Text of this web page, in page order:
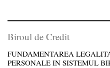
Biroul de Credit
FUNDAMENTAREA
PERSONALE IN SISTEMUL